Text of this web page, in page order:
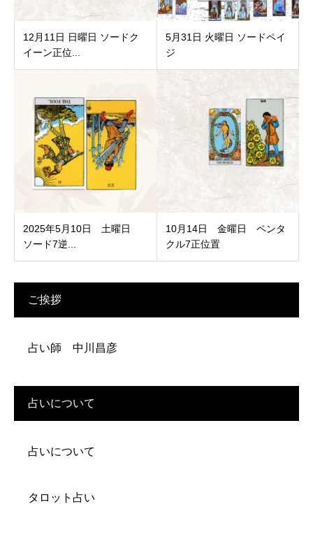
12月11日 日曜日 ソードク
イーン正位...
5月31日 火曜日 ソードペイ
ジ
2025年5月10日 土曜日
ソード7逆...
10月14日 金曜日 ペンタ
クル7正位置
ご挨拶
占い師 中川昌彦
占いについて
占いについて
タロット占い